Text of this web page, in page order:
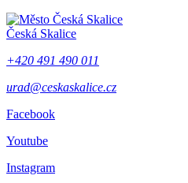
Česká Skalice
+420 491 490 011
urad@ceskaskalice.cz
Facebook
Youtube
Instagram